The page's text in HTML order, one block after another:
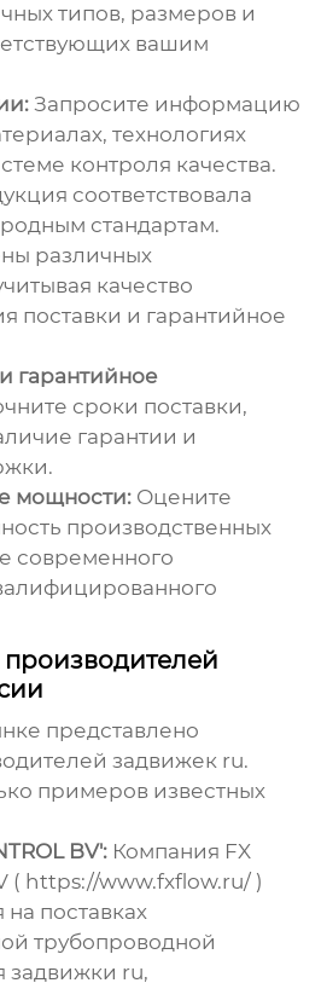
типов, размеров и
вашим
Запросите информацию
технологиях
контроля качества.
соответствовала
стандартам.
различных
качество
поставки и гарантийное
гарантийное
сроки поставки,
гарантии и
мощности: Оцените
производственных
современного
представлено
задвижек ru.
примеров известных
BV': Компания FX
( https://www.fxflow.ru/ )
поставках
трубопроводной
задвижки ru,